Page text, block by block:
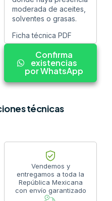
moderada de aceites,
solventes o grasas.
Ficha técnica PDF
Confirma
existencias
por WhatsApp
técnicas
Vendemos y
entregamos a toda la
República Mexicana
con envío garantizado